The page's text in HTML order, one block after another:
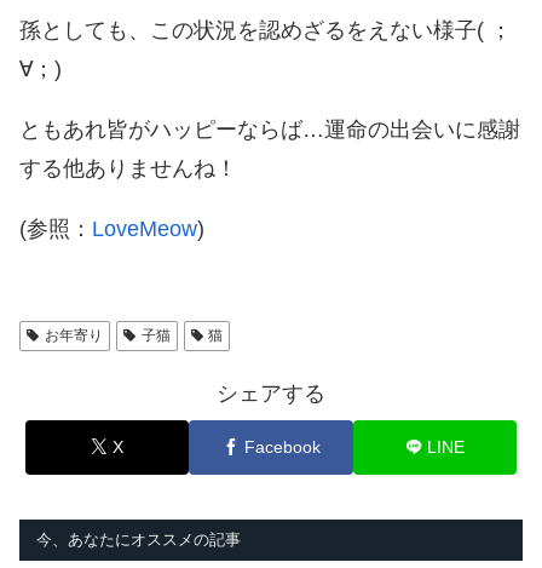
孫としても、この状況を認めざるをえない様子( ；
∀；)
ともあれ皆がハッピーならば…運命の出会いに感謝
する他ありませんね！
(参照： LoveMeow)
お年寄り 子猫 猫
シェアする
X Facebook LINE
今、あなたにオススメの記事